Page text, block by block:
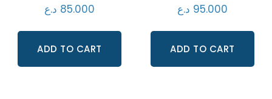
85.000 د.ع
ADD TO CART
95.000 د.ع
ADD TO CART